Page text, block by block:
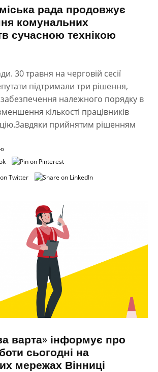
рада продовжує
комунальних
сучасною технікою
30 травня на черговій сесії
підтримали три рішення,
належного порядку в
кількості працівників
прийнятим рішенням
варта» інформує про
сьогодні на
мережах Вінниці